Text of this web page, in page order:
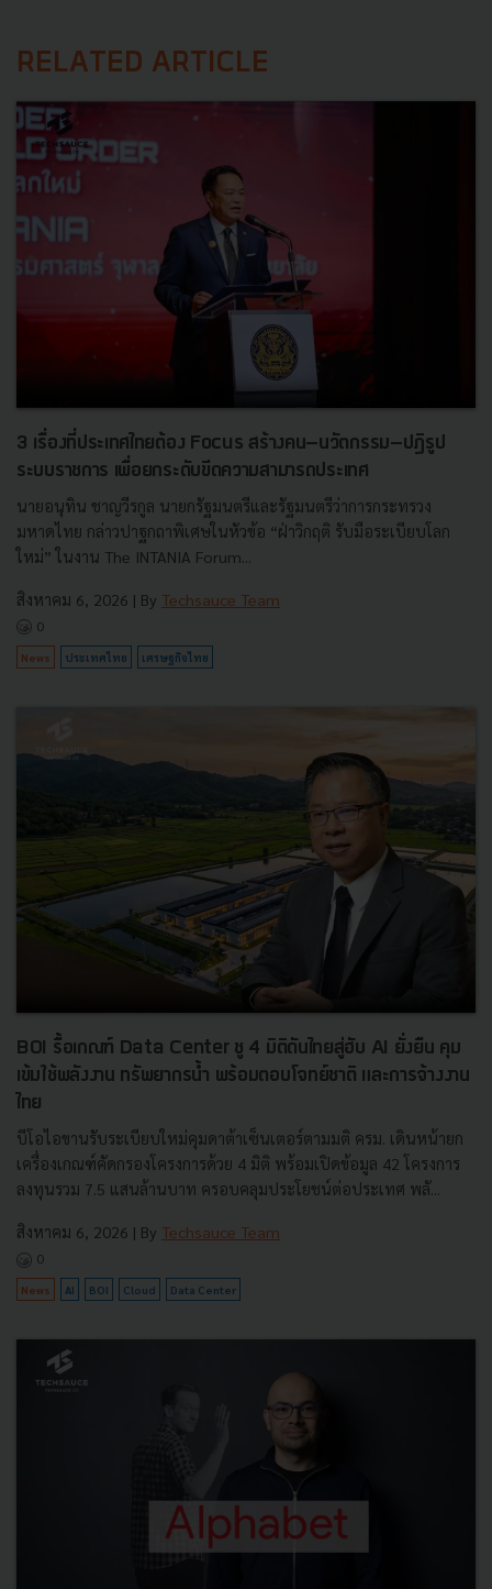
RELATED ARTICLE
3 เรื่องที่ประเทศไทยต้อง Focus สร้างคน–นวัตกรรม–ปฏิรูป
ระบบราชการ เพื่อยกระดับขีดความสามารถประเทศ
นายอนุทิน ชาญวีรกูล นายกรัฐมนตรีและรัฐมนตรีว่าการกระทรวง
มหาดไทย กล่าวปาฐกถาพิเศษในหัวข้อ “ฝ่าวิกฤติ รับมือระเบียบโลก
ใหม่” ในงาน The INTANIA Forum...
สิงหาคม 6, 2026 | By Techsauce Team
0
News ประเทศไทย เศรษฐกิจไทย
BOI รื้อเกณฑ์ Data Center ชู 4 มิติดันไทยสู่ฮับ AI ยั่งยืน คุม
เข้มใช้พลังงาน ทรัพยากรน้ำ พร้อมตอบโจทย์ชาติ และการจ้างงาน
ไทย
บีโอไอขานรับระเบียบใหม่คุมดาต้าเซ็นเตอร์ตามมติ ครม. เดินหน้ายก
เครื่องเกณฑ์คัดกรองโครงการด้วย 4 มิติ พร้อมเปิดข้อมูล 42 โครงการ
ลงทุนรวม 7.5 แสนล้านบาท ครอบคลุมประโยชน์ต่อประเทศ พลั...
สิงหาคม 6, 2026 | By Techsauce Team
0
News AI BOI Cloud Data Center